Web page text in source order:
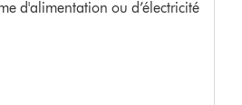
d'alimentation ou d’électricité